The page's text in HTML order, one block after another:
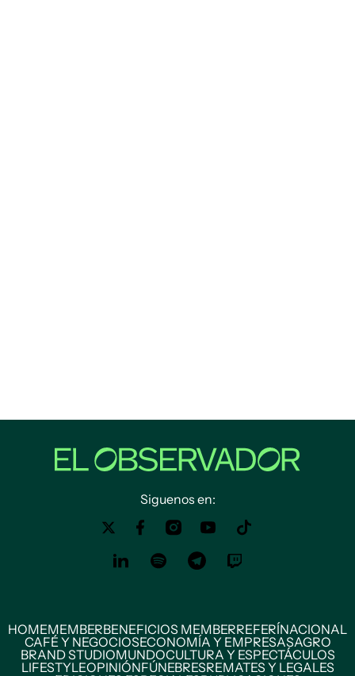
Siguenos en:
HOMEMEMBERBENEFICIOS MEMBERREFERÍNACIONAL
CAFÉ Y NEGOCIOSECONOMÍA Y EMPRESASAGRO
BRAND STUDIOMUNDOCULTURA Y ESPECTÁCULOS
LIFESTYLEOPINIÓNFÚNEBRESREMATES Y LEGALES